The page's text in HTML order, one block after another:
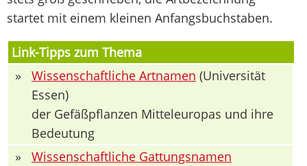
startet mit einem kleinen Anfangsbuchstaben.
Link-Tipps zum Thema
»
Wissenschaftliche Artnamen (Universität
Essen)
der Gefäßpflanzen Mitteleuropas und ihre
Bedeutung
»
Wissenschaftliche Gattungsnamen